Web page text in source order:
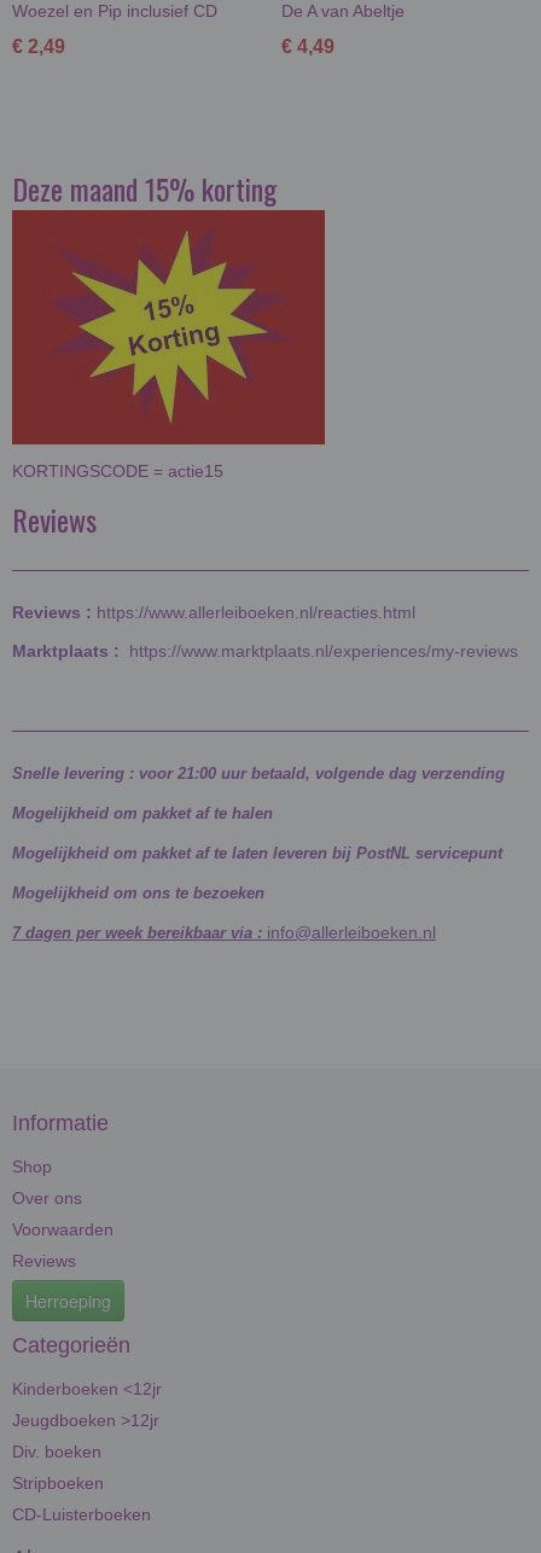
Woezel en Pip inclusief CD
€ 2,49
De A van Abeltje
€ 4,49
Deze maand 15% korting
KORTINGSCODE = actie15
Reviews
Reviews : https://www.allerleiboeken.nl/reacties.html
Marktplaats : https://www.marktplaats.nl/experiences/my-reviews
Snelle levering : voor 21:00 uur betaald, volgende dag verzending
Mogelijkheid om pakket af te halen
Mogelijkheid om pakket af te laten leveren bij PostNL servicepunt
Mogelijkheid om ons te bezoeken
7 dagen per week bereikbaar via : info@allerleiboeken.nl
Informatie
Shop
Over ons
Voorwaarden
Reviews
Herroeping
Categorieën
Kinderboeken <12jr
Jeugdboeken >12jr
Div. boeken
Stripboeken
CD-Luisterboeken